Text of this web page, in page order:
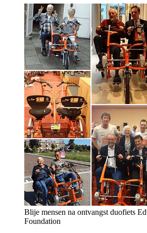
Blije mensen na ontvangst duofiets
Foundation